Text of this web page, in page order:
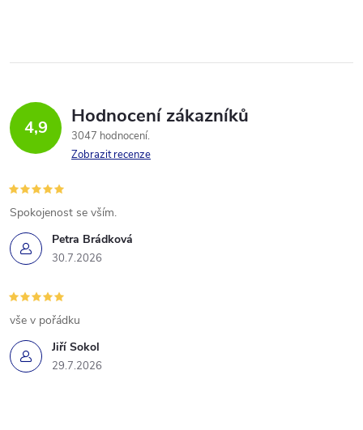
4,9 Hodnocení zákazníků
3047 hodnocení
Zobrazit recenze
Petra Brádková
30.7.2026
Spokojenost se vším.
Jiří Sokol
29.7.2026
vše v pořádku